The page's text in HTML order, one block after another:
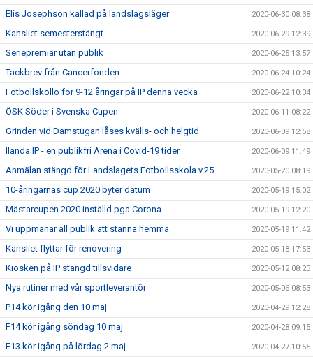
Elis Josephson kallad på landslagsläger 2020-06-30 08:38
Kansliet semesterstängt 2020-06-29 12:39
Seriepremiär utan publik 2020-06-25 13:57
Tackbrev från Cancerfonden 2020-06-24 10:24
Fotbollskollo för 9-12 åringar på IP denna vecka 2020-06-22 10:34
ÖSK Söder i Svenska Cupen 2020-06-11 08:22
Grinden vid Damstugan låses kvälls- och helgtid 2020-06-09 12:58
Ilanda IP - en publikfri Arena i Covid-19 tider 2020-06-09 11:49
Anmälan stängd för Landslagets Fotbollsskola v.25 2020-05-20 08:19
10-åringarnas cup 2020 byter datum 2020-05-19 15:02
Mästarcupen 2020 inställd pga Corona 2020-05-19 12:20
Vi uppmanar all publik att stanna hemma 2020-05-19 11:42
Kansliet flyttar för renovering 2020-05-18 17:53
Kiosken på IP stängd tillsvidare 2020-05-12 08:23
Nya rutiner med vår sportleverantör 2020-05-06 08:53
P14 kör igång den 10 maj 2020-04-29 12:28
F14 kör igång söndag 10 maj 2020-04-28 09:15
F13 kör igång på lördag 2 maj 2020-04-27 10:55